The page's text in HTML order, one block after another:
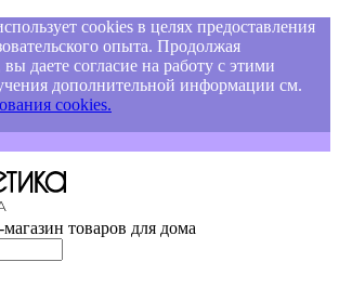
cookies в целях предоставления
опыта. Продолжая
вы даете согласие на работу с этими
дополнительной информации см.
cookies.
товаров для дома